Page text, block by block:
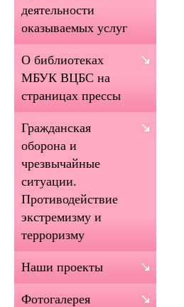
деятельности
оказываемых услуг
О библиотеках
МБУК ВЦБС на
страницах прессы
Гражданская
оборона и
чрезвычайные
ситуации.
Противодействие
экстремизму и
терроризму
Наши проекты
Фотогалерея